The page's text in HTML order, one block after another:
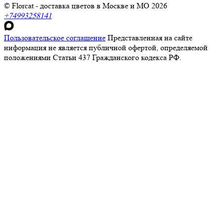
© Florcat - доставка цветов в Москве и МО 2026
+74993258141
Пользовательское соглашение Представленная на сайте
информация не является публичной офертой, определяемой
положениями Статьи 437 Гражданского кодекса РФ.